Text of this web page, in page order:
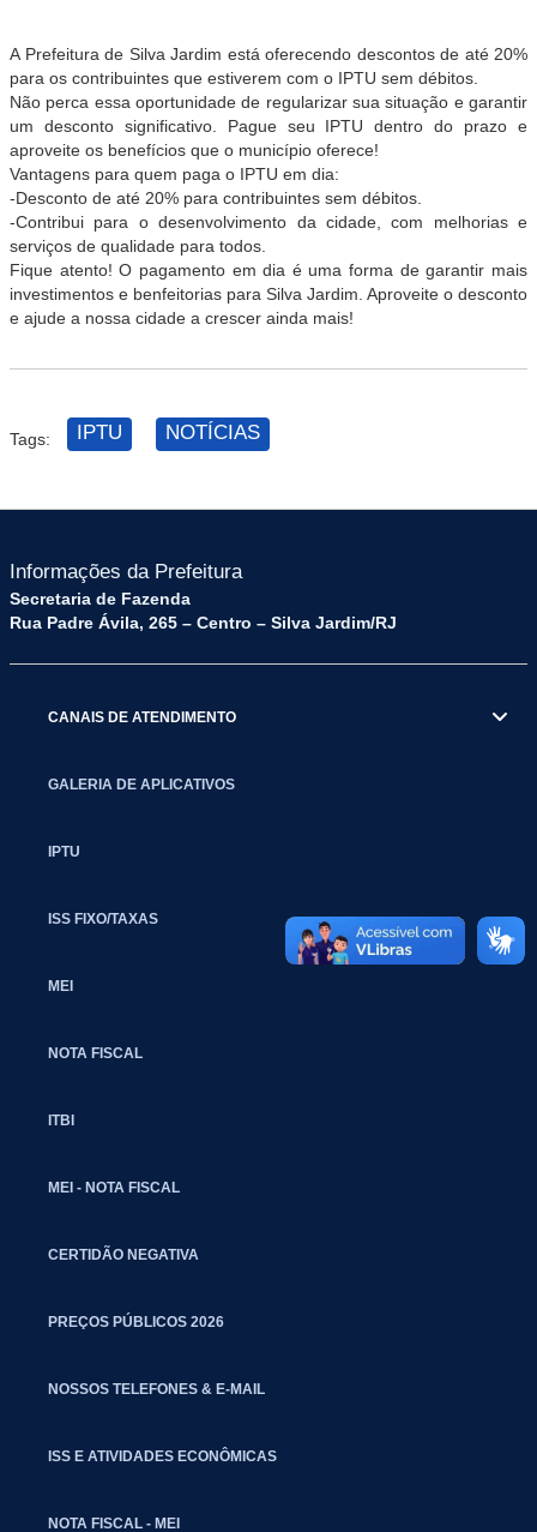
A Prefeitura de Silva Jardim está oferecendo descontos de até 20%
para os contribuintes que estiverem com o IPTU sem débitos.
Não perca essa oportunidade de regularizar sua situação e garantir
um desconto significativo. Pague seu IPTU dentro do prazo e
aproveite os benefícios que o município oferece!
Vantagens para quem paga o IPTU em dia:
-Desconto de até 20% para contribuintes sem débitos.
-Contribui para o desenvolvimento da cidade, com melhorias e
serviços de qualidade para todos.
Fique atento! O pagamento em dia é uma forma de garantir mais
investimentos e benfeitorias para Silva Jardim. Aproveite o desconto
e ajude a nossa cidade a crescer ainda mais!
Tags: IPTU NOTÍCIAS
Informações da Prefeitura
Secretaria de Fazenda
Rua Padre Ávila, 265 – Centro – Silva Jardim/RJ
CANAIS DE ATENDIMENTO
GALERIA DE APLICATIVOS
IPTU
ISS FIXO/TAXAS
MEI
NOTA FISCAL
ITBI
MEI - NOTA FISCAL
CERTIDÃO NEGATIVA
PREÇOS PÚBLICOS 2026
NOSSOS TELEFONES & E-MAIL
ISS E ATIVIDADES ECONÔMICAS
NOTA FISCAL - MEI